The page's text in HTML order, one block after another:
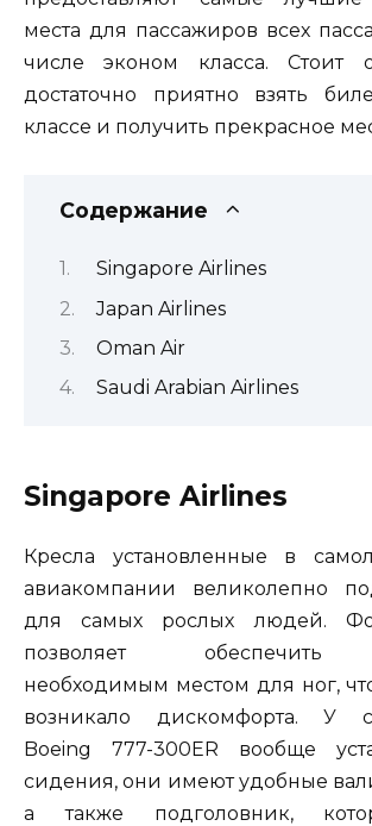
места для пассажиров всех
числе эконом класса. Стоит
достаточно приятно взять
классе и получить прекрасное
Содержание
Singapore Airlines
Japan Airlines
Oman Air
Saudi Arabian Airlines
Singapore Airlines
Кресла установленные в
авиакомпании великолепно
для самых рослых людей.
позволяет обеспечить
необходимым местом для ног,
возникало дискомфорта. У
Boeing 777-300ER вообще
сидения, они имеют удобные
а также подголовник,